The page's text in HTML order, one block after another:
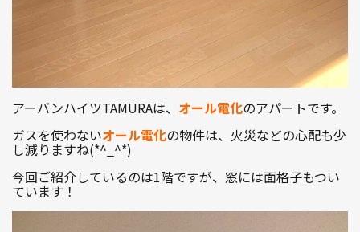
アーバンハイツTAMURAは、 オール電化のアパートです。
ガスを使わないオール電化の物件は、火災などの心配も少
し減りますね(*^_^*)
今回ご紹介しているのは1階ですが、窓には面格子もつい
ています！